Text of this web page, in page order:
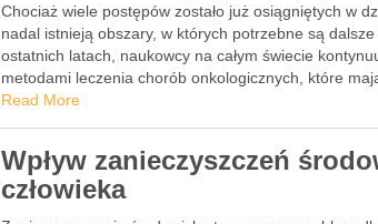
Chociaż wiele postępów zostało już osiągniętych w
nadal istnieją obszary, w których potrzebne są
ostatnich latach, naukowcy na całym świecie
metodami leczenia chorób onkologicznych, które
Read More
Wpływ zanieczyszczeń
człowieka